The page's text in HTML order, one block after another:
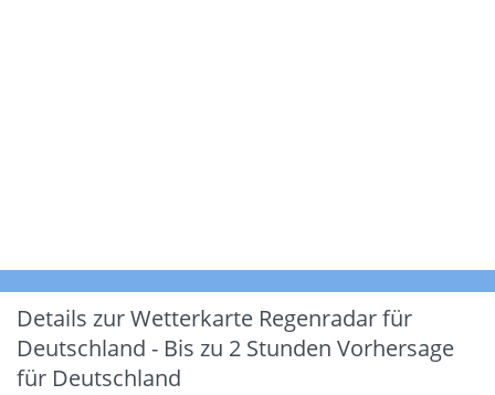
Details zur Wetterkarte Regenradar für
Deutschland - Bis zu 2 Stunden Vorhersage
für Deutschland